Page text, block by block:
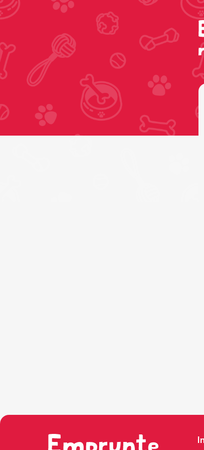
/sign-in?nextPage=%2Fview-profile%2Fe20df480-